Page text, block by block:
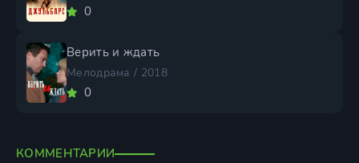
0
Верить и ждать
Мелодрама / 2018
0
КОММЕНТАРИИ